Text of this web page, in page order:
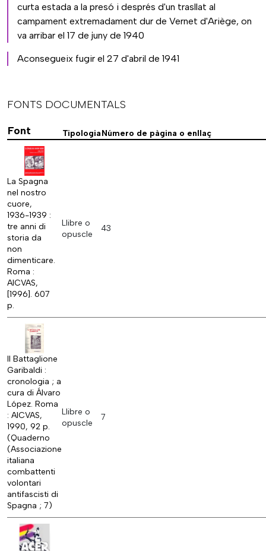
curta estada a la presó i després d'un trasllat al
campament extremadament dur de Vernet d'Ariège, on
va arribar el 17 de juny de 1940
Aconsegueix fugir el 27 d'abril de 1941
FONTS DOCUMENTALS
Font
TipologiaNúmero de pàgina o enllaç
La Spagna
nel nostro
cuore,
1936-1939 :
tre anni di
storia da
non
dimenticare.
Roma :
AICVAS,
[1996]. 607
p.
Llibre o
opuscle
43
Il Battaglione
Garibaldi :
cronologia ; a
cura di Álvaro
López. Roma
: AICVAS,
1990, 92 p.
(Quaderno
(Associazione
italiana
combattenti
volontari
antifascisti di
Spagna ; 7)
Llibre o
opuscle
7